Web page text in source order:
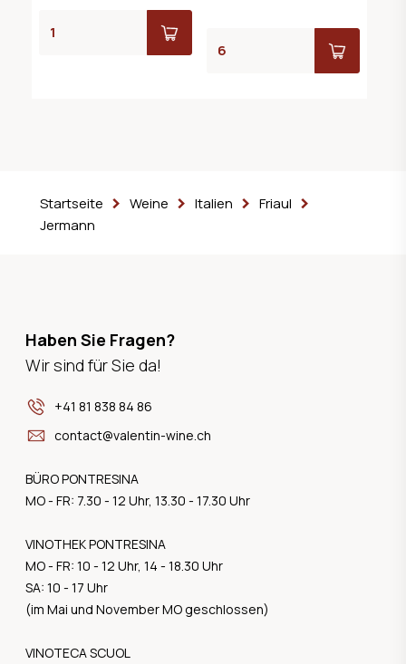
Startseite Weine Italien
Friaul
Jermann
Haben Sie Fragen?
Wir sind für Sie da!
+41 81 838 84 86
contact@valentin-wine.ch
BÜRO PONTRESINA
MO - FR: 7.30 - 12 Uhr, 13.30 - 17.30 Uhr
VINOTHEK PONTRESINA
MO - FR: 10 - 12 Uhr, 14 - 18.30 Uhr
SA: 10 - 17 Uhr
(im Mai und November MO geschlossen)
VINOTECA SCUOL